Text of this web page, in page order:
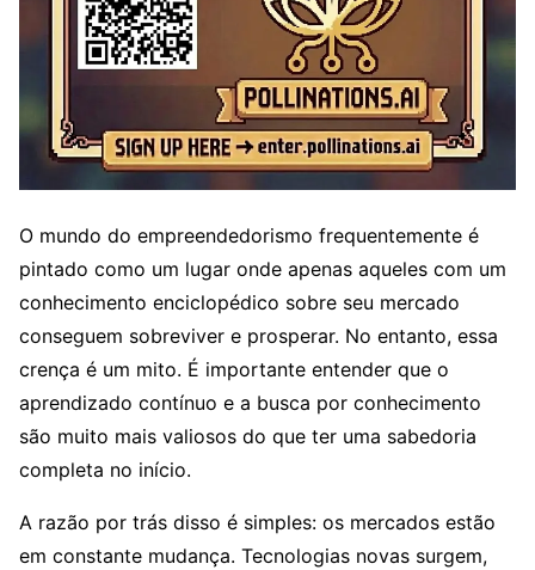
O mundo do empreendedorismo frequentemente é
pintado como um lugar onde apenas aqueles com um
conhecimento enciclopédico sobre seu mercado
conseguem sobreviver e prosperar. No entanto, essa
crença é um mito. É importante entender que o
aprendizado contínuo e a busca por conhecimento
são muito mais valiosos do que ter uma sabedoria
completa no início.
A razão por trás disso é simples: os mercados estão
em constante mudança. Tecnologias novas surgem,